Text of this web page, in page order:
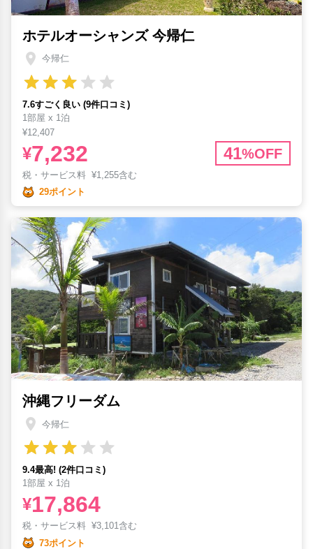
ホテルオーシャンズ 今帰仁
今帰仁
7.6すごく良い (9件口コミ)
1部屋 x 1泊
¥12,407
¥7,232 41%OFF
税・サービス料 ¥1,255含む
29ポイント
沖縄フリーダム
今帰仁
9.4最高! (2件口コミ)
1部屋 x 1泊
¥17,864
税・サービス料 ¥3,101含む
73ポイント